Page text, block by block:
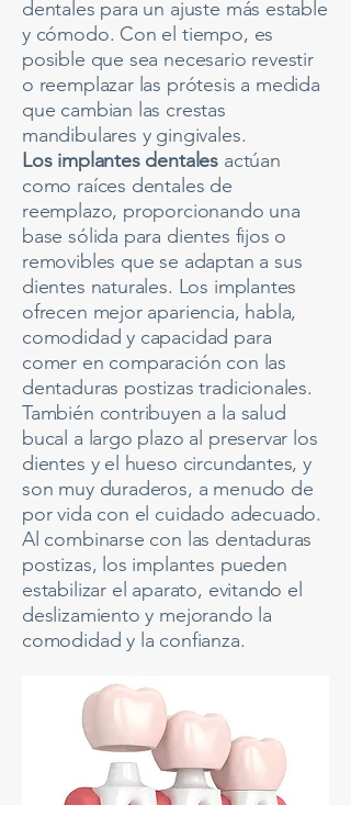
dentales para un ajuste más estable
y cómodo. Con el tiempo, es
posible que sea necesario revestir
o reemplazar las prótesis a medida
que cambian las crestas
mandibulares y gingivales.
Los implantes dentales actúan
como raíces dentales de
reemplazo, proporcionando una
base sólida para dientes fijos o
removibles que se adaptan a sus
dientes naturales. Los implantes
ofrecen mejor apariencia, habla,
comodidad y capacidad para
comer en comparación con las
dentaduras postizas tradicionales.
También contribuyen a la salud
bucal a largo plazo al preservar los
dientes y el hueso circundantes, y
son muy duraderos, a menudo de
por vida con el cuidado adecuado.
Al combinarse con las dentaduras
postizas, los implantes pueden
estabilizar el aparato, evitando el
deslizamiento y mejorando la
comodidad y la confianza.